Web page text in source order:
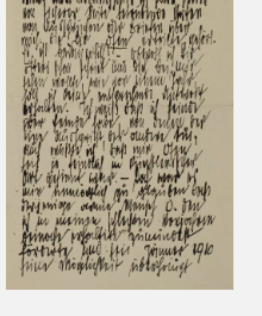
hinzufügen